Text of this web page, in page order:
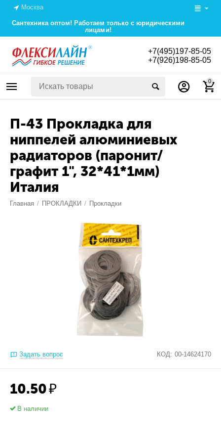
Москва
Сантехника оптом! Работаем только с юридическими
лицами!
+7(495)197-85-05
+7(926)198-85-05
0
П-43 Прокладка для
ниппелей алюминиевых
радиаторов (паронит/
графит 1", 32*41*1мм)
Италия
Главная / ПРОКЛАДКИ / Прокладки
Задать вопрос КОД: 00-14624170
10.50₽
В наличии